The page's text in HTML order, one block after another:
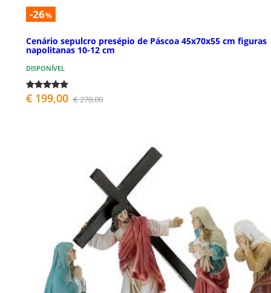
-26%
Cenário sepulcro presépio de Páscoa 45x70x55 cm figuras
napolitanas 10-12 cm
DISPONÍVEL
€ 199,00 € 270,00